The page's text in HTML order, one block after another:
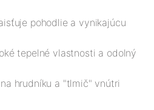
pohodlie a vynikajúcu
tepelné vlastnosti a odolný
hrudníku a "tlmič" vnútri